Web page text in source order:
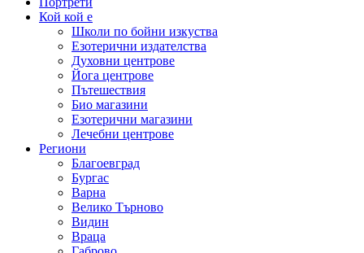
Кой кой е
Школи по бойни изкуства
Езотерични издателства
Духовни центрове
Йога центрове
Пътешествия
Био магазини
Езотерични магазини
Лечебни центрове
Региони
Благоевград
Бургас
Варна
Велико Търново
Видин
Враца